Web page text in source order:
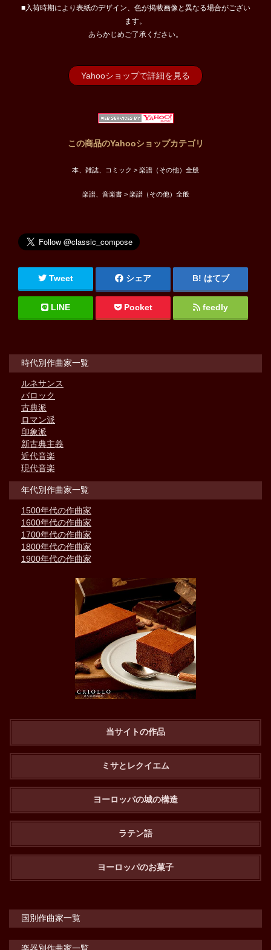
■入荷時期により表紙のデザイン、色が掲載画像と異なる場合がござい
ます。
あらかじめご了承ください。
Yahooショップで詳細を見る
この商品のYahooショップカテゴリ
本、雑誌、コミック > 楽譜（その他）全般
楽譜、音楽書 > 楽譜（その他）全般
Tweet シェア はてブ
LINE Pocket feedly
時代別作曲家一覧
ルネサンス
バロック
古典派
ロマン派
印象派
新古典主義
近代音楽
現代音楽
年代別作曲家一覧
1500年代の作曲家
1600年代の作曲家
1700年代の作曲家
1800年代の作曲家
1900年代の作曲家
当サイトの作品
ミサとレクイエム
ヨーロッパの城の構造
ラテン語
ヨーロッパのお菓子
国別作曲家一覧